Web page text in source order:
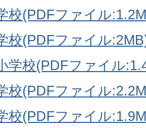
校(PDFファイル
校(PDFファイル
学校(PDFファイル
校(PDFファイル
校(PDFファイル